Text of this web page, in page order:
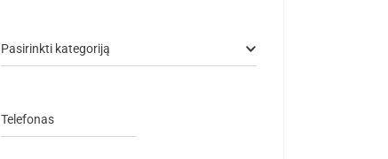
Pasirinkti kategoriją
Telefonas